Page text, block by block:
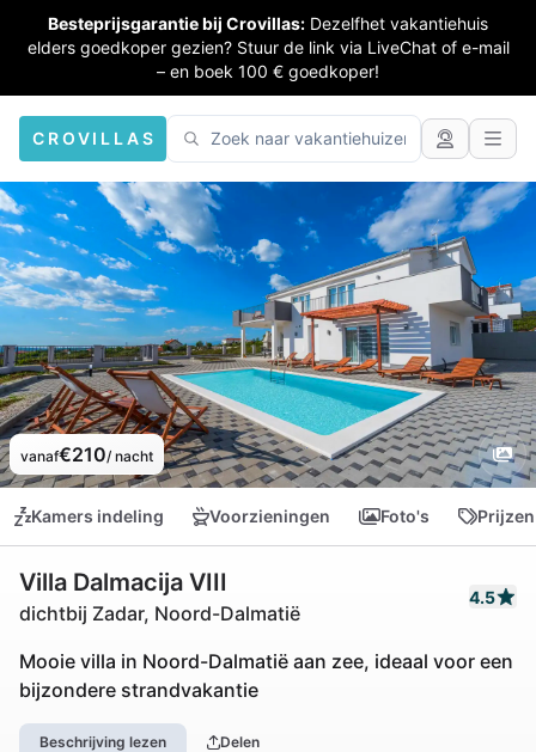
Besteprijsgarantie bij Crovillas: Dezelfhet vakantiehuis
elders goedkoper gezien? Stuur de link via LiveChat of e-mail
– en boek 100 € goedkoper!
CROVILLAS
vanaf€210/ nacht
Kamers indeling Voorzieningen Foto's
Villa Dalmacija VIII
dichtbij Zadar, Noord-Dalmatië
4.5
Mooie villa in Noord-Dalmatië aan zee, ideaal voor een
bijzondere strandvakantie
Beschrijving lezen Delen